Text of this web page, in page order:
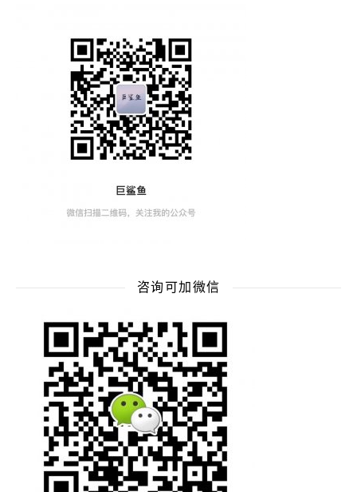
咨询可加微信